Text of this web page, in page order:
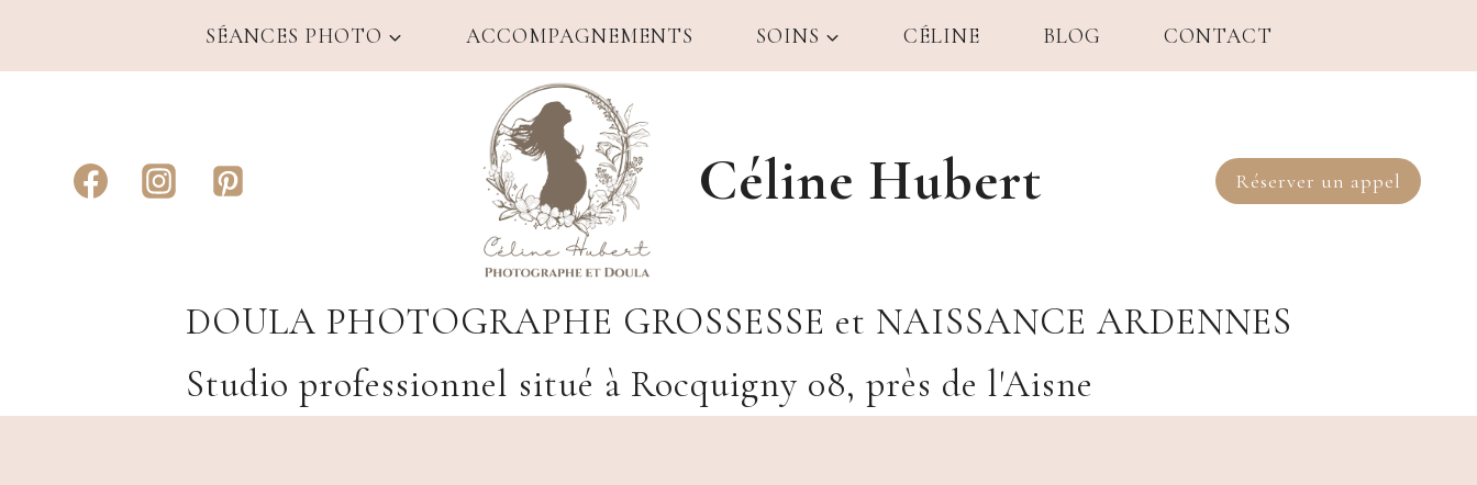
SÉANCES PHOTO ACCOMPAGNEMENTS SOINS CÉLINE BLOG CONTACT
Céline Hubert Réserver un appel
DOULA PHOTOGRAPHE GROSSESSE et NAISSANCE ARDENNES
Studio professionnel situé à Rocquigny 08, près de l'Aisne